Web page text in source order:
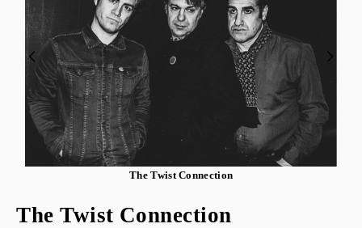
The Twist Connection
The Twist Connection